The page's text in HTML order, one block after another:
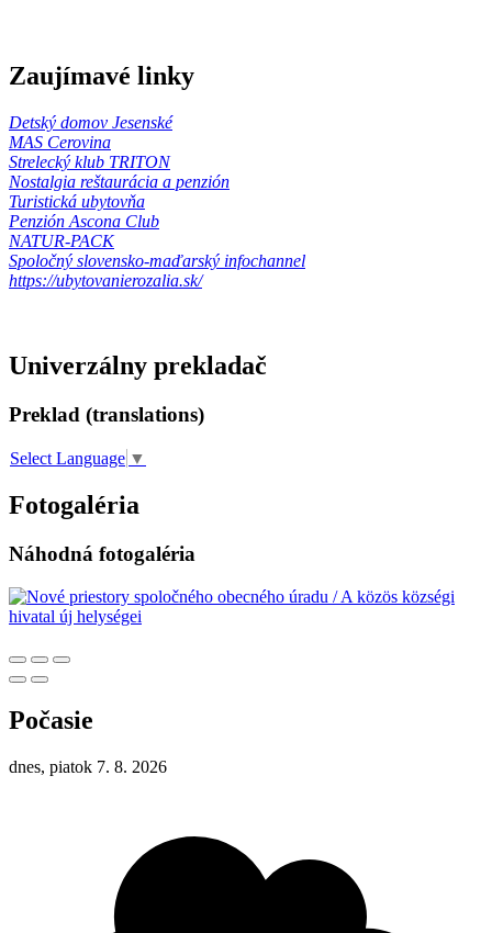
Zaujímavé linky
Detský domov Jesenské
MAS Cerovina
Strelecký klub TRITON
Nostalgia reštaurácia a penzión
Turistická ubytovňa
Penzión Ascona Club
NATUR-PACK
Spoločný slovensko-maďarský infochannel
https://ubytovanierozalia.sk/
Univerzálny prekladač
Preklad (translations)
Select Language ▼
Fotogaléria
Náhodná fotogaléria
Počasie
dnes, piatok 7. 8. 2026